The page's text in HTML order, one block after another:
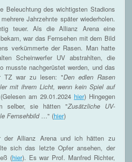
Beleuchtung des wichtigsten Stadions
Jahrzehnte später wiederholen.
teuer. Als die Allianz Arena eine
war das Fernsehen mit dem Bild
verkümmerte der Rasen. Man hatte
Scheinwerfer UV abstrahlten, die
musste nachgerüstet werden, und das
TZ war zu lesen: "Den edlen Rasen
mit ihrem Licht, wenn kein Spiel auf
am 29.01.2024 hier) Hingegen
selber, sie hätten "Zusätzliche UV-
Fernsehbild…" (hier)
der Allianz Arena und ich hätten zu
sich das letzte Opfer ansehen, der
(hier). Es war Prof. Manfred Richter,